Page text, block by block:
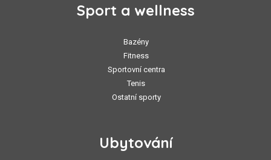
Sport a wellness
Bazény
Fitness
Sportovní centra
Tenis
Ostatní sporty
Ubytování